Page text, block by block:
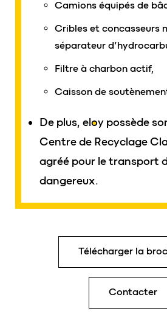
Camions équipés de
Cribles et concasseurs
séparateur
Filtre à charbon actif,
Caisson de
De plus, eloy possède
Centre de Recyclage
agréé pour le transport
dangereux.
Télécharger la
Contacter